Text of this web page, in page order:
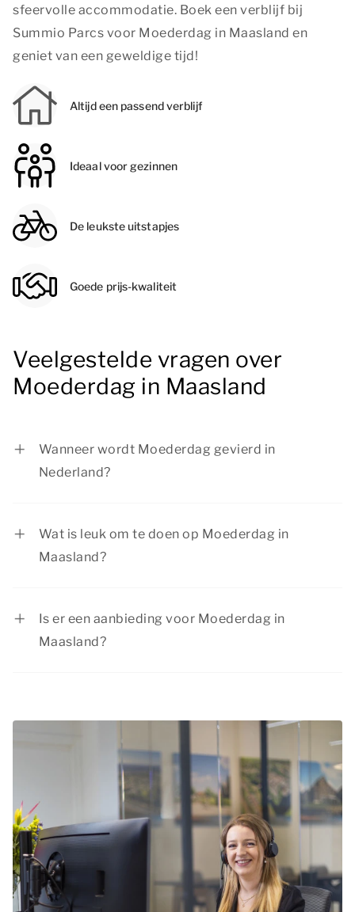
sfeervolle accommodatie. Boek een verblijf bij
Summio Parcs voor Moederdag in Maasland en
geniet van een geweldige tijd!
Altijd een passend verblijf
Ideaal voor gezinnen
De leukste uitstapjes
Goede prijs-kwaliteit
Veelgestelde vragen over
Moederdag in Maasland
Wanneer wordt Moederdag gevierd in
Nederland?
Wat is leuk om te doen op Moederdag in
Maasland?
in een nabijgelegen stad of dorp.
Is er een aanbieding voor Moederdag in
Maasland?